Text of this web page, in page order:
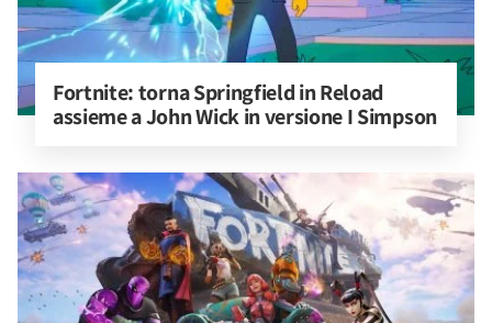
Fortnite: torna Springfield in Reload
assieme a John Wick in versione I Simpson